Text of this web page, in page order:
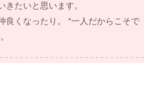
たいと思います。
良くなったり。 “一人だからこそで